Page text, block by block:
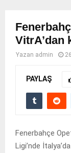
VitrA’dan
Yazan admin
PAYLAŞ
Fenerbahçe
Ligi’nde